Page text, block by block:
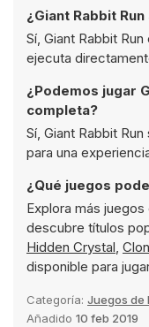
¿Giant Rabbit
Sí, Giant Rabbit
ejecuta
¿Podemos jugar
completa?
Sí, Giant Rabbit
para una
¿Qué juegos
Explora más
descubre títulos
Hidden Crystal,
disponible para
Categoría: Juegos de
Añadido 10 feb 2019